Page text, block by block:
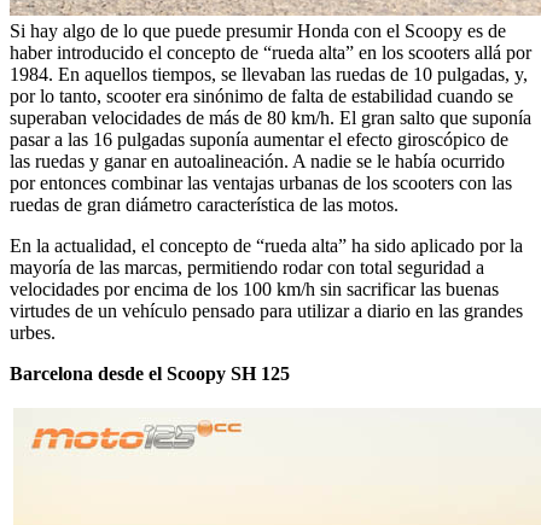
Si hay algo de lo que puede presumir Honda con el Scoopy es de
haber introducido el concepto de “rueda alta” en los scooters allá por
1984. En aquellos tiempos, se llevaban las ruedas de 10 pulgadas, y,
por lo tanto, scooter era sinónimo de falta de estabilidad cuando se
superaban velocidades de más de 80 km/h. El gran salto que suponía
pasar a las 16 pulgadas suponía aumentar el efecto giroscópico de
las ruedas y ganar en autoalineación. A nadie se le había ocurrido
por entonces combinar las ventajas urbanas de los scooters con las
ruedas de gran diámetro característica de las motos.
En la actualidad, el concepto de “rueda alta” ha sido aplicado por la
mayoría de las marcas, permitiendo rodar con total seguridad a
velocidades por encima de los 100 km/h sin sacrificar las buenas
virtudes de un vehículo pensado para utilizar a diario en las grandes
urbes.
Barcelona desde el Scoopy SH 125